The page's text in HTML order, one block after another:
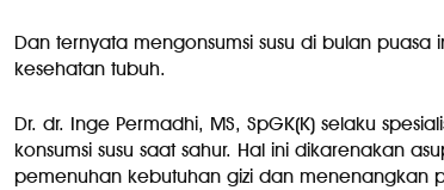
Dan ternyata mengonsumsi susu di bulan
kesehatan tubuh.
Dr. dr. Inge Permadhi, MS, SpGK(K) selaku
konsumsi susu saat sahur. Hal ini dikarenakan
pemenuhan kebutuhan gizi dan menenangkan